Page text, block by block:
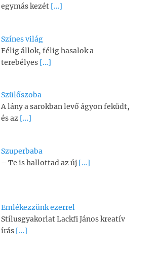
egymás kezét […]
Színes világ
Félig állok, félig hasalok a
terebélyes […]
Szülőszoba
A lány a sarokban levő ágyon feküdt,
és az […]
Szuperbaba
– Te is hallottad az új […]
Emlékezzünk ezerrel
Stílusgyakorlat Lackfi János kreatív
írás […]